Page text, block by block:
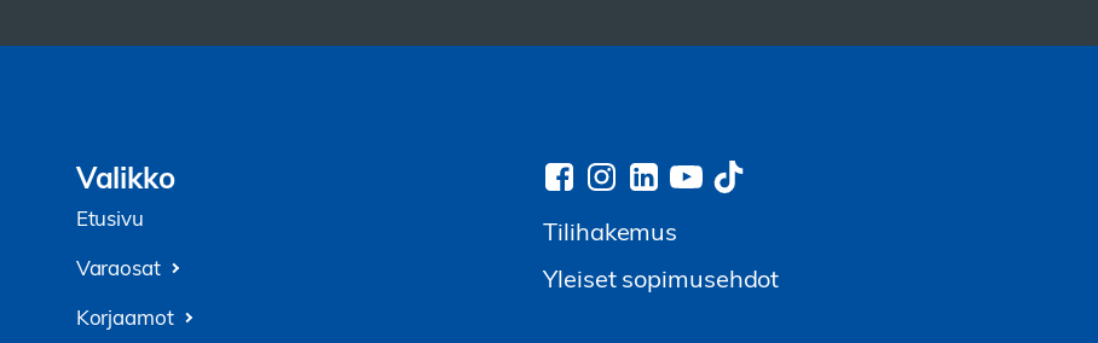
Valikko
Etusivu
Varaosat
Korjaamot
Tilihakemus
Yleiset sopimusehdot